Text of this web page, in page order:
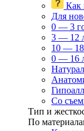
Как
Для
0 — 3
3 — 12
10 — 18
0 — 16
Со
Тип и
По